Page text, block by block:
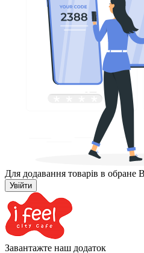
Для додавання товарів в обране
Увійти
Завантажте наш додаток